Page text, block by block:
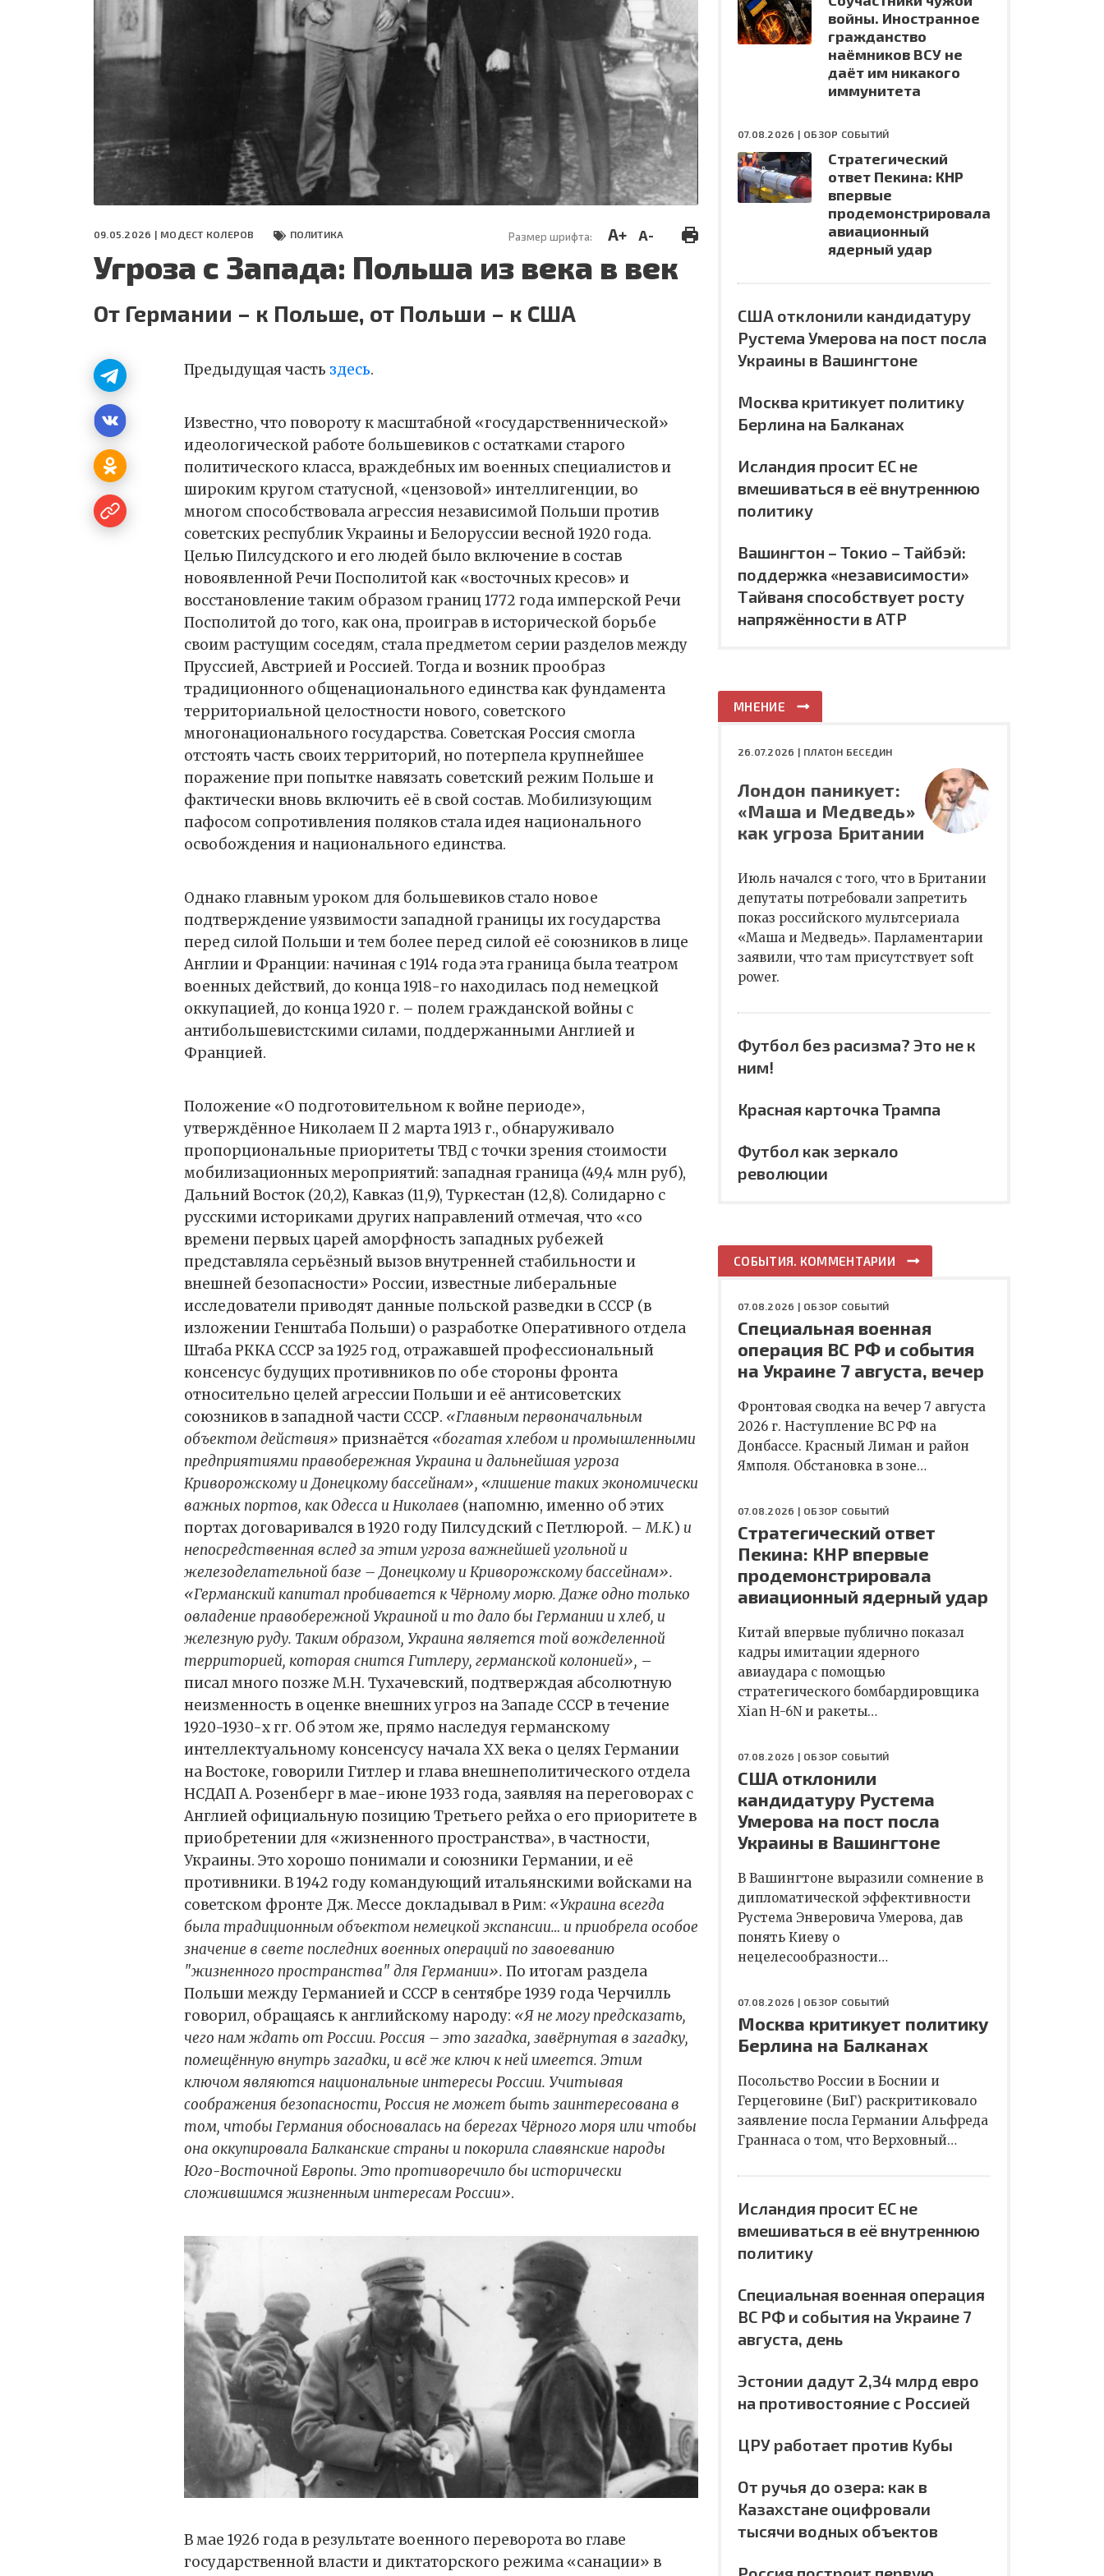
СЕГОДНЯ
ПОЛЯ БИТВЫ 2024
09.05.2026 | МОДЕСТ КОЛЕРОВ ПОЛИТИКА Размер шрифта: A+ A-
Угроза с Запада: Польша из века в век
От Германии – к Польше, от Польши – к США
Предыдущая часть здесь.
Известно, что повороту к масштабной «государственнической»
идеологической работе большевиков с остатками старого
политического класса, враждебных им военных специалистов и
широким кругом статусной, «цензовой» интеллигенции, во
многом способствовала агрессия независимой Польши против
советских республик Украины и Белоруссии весной 1920 года.
Целью Пилсудского и его людей было включение в состав
новоявленной Речи Посполитой как «восточных кресов» и
восстановление таким образом границ 1772 года имперской Речи
Посполитой до того, как она, проиграв в исторической борьбе
своим растущим соседям, стала предметом серии разделов между
Пруссией, Австрией и Россией. Тогда и возник прообраз
традиционного общенационального единства как фундамента
территориальной целостности нового, советского
многонационального государства. Советская Россия смогла
отстоять часть своих территорий, но потерпела крупнейшее
поражение при попытке навязать советский режим Польше и
фактически вновь включить её в свой состав. Мобилизующим
пафосом сопротивления поляков стала идея национального
освобождения и национального единства.
Однако главным уроком для большевиков стало новое
подтверждение уязвимости западной границы их государства
перед силой Польши и тем более перед силой её союзников в лице
Англии и Франции: начиная с 1914 года эта граница была театром
военных действий, до конца 1918-го находилась под немецкой
оккупацией, до конца 1920 г. – полем гражданской войны с
антибольшевистскими силами, поддержанными Англией и
Францией.
Положение «О подготовительном к войне периоде»,
утверждённое Николаем II 2 марта 1913 г., обнаруживало
пропорциональные приоритеты ТВД с точки зрения стоимости
мобилизационных мероприятий: западная граница (49,4 млн руб),
Дальний Восток (20,2), Кавказ (11,9), Туркестан (12,8). Солидарно с
русскими историками других направлений отмечая, что «со
времени первых царей аморфность западных рубежей
представляла серьёзный вызов внутренней стабильности и
внешней безопасности» России, известные либеральные
исследователи приводят данные польской разведки в СССР (в
изложении Генштаба Польши) о разработке Оперативного отдела
Штаба РККА СССР за 1925 год, отражавшей профессиональный
консенсус будущих противников по обе стороны фронта
относительно целей агрессии Польши и её антисоветских
союзников в западной части СССР. «Главным первоначальным
объектом действия» признаётся «богатая хлебом и промышленными
предприятиями правобережная Украина и дальнейшая угроза
Криворожскому и Донецкому бассейнам», «лишение таких экономически
важных портов, как Одесса и Николаев (напомню, именно об этих
портах договаривался в 1920 году Пилсудский с Петлюрой. – М.К.) и
непосредственная вслед за этим угроза важнейшей угольной и
железоделательной базе – Донецкому и Криворожскому бассейнам».
«Германский капитал пробивается к Чёрному морю. Даже одно только
овладение правобережной Украиной и то дало бы Германии и хлеб, и
железную руду. Таким образом, Украина является той вожделенной
территорией, которая снится Гитлеру, германской колонией», –
писал много позже М.Н. Тухачевский, подтверждая абсолютную
неизменность в оценке внешних угроз на Западе СССР в течение
1920-1930-х гг. Об этом же, прямо наследуя германскому
интеллектуальному консенсусу начала ХХ века о целях Германии
на Востоке, говорили Гитлер и глава внешнеполитического отдела
НСДАП А. Розенберг в мае-июне 1933 года, заявляя на переговорах с
Англией официальную позицию Третьего рейха о его приоритете в
приобретении для «жизненного пространства», в частности,
Украины. Это хорошо понимали и союзники Германии, и её
противники. В 1942 году командующий итальянскими войсками на
советском фронте Дж. Мессе докладывал в Рим: «Украина всегда
была традиционным объектом немецкой экспансии… и приобрела особое
значение в свете последних военных операций по завоеванию
"жизненного пространства" для Германии». По итогам раздела
Польши между Германией и СССР в сентябре 1939 года Черчилль
говорил, обращаясь к английскому народу: «Я не могу предсказать,
чего нам ждать от России. Россия – это загадка, завёрнутая в загадку,
помещённую внутрь загадки, и всё же ключ к ней имеется. Этим
ключом являются национальные интересы России. Учитывая
соображения безопасности, Россия не может быть заинтересована в
том, чтобы Германия обосновалась на берегах Чёрного моря или чтобы
она оккупировала Балканские страны и покорила славянские народы
Юго-Восточной Европы. Это противоречило бы исторически
сложившимся жизненным интересам России».
В мае 1926 года в результате военного переворота во главе
государственной власти и диктаторского режима «санации» в
войны. Иностранное
гражданство
наёмников ВСУ не
даёт им никакого
иммунитета
07.08.2026 | ОБЗОР СОБЫТИЙ
Стратегический
ответ Пекина: КНР
впервые
продемонстрировала
авиационный
ядерный удар
США отклонили кандидатуру
Рустема Умерова на пост посла
Украины в Вашингтоне
Москва критикует политику
Берлина на Балканах
Исландия просит ЕС не
вмешиваться в её внутреннюю
политику
Вашингтон – Токио – Тайбэй:
поддержка «независимости»
Тайваня способствует росту
напряжённости в АТР
МНЕНИЕ
26.07.2026 | ПЛАТОН БЕСЕДИН
Лондон паникует:
«Маша и Медведь»
как угроза Британии
Июль начался с того, что в Британии
депутаты потребовали запретить
показ российского мультсериала
«Маша и Медведь». Парламентарии
заявили, что там присутствует soft
power.
Футбол без расизма? Это не к
ним!
Красная карточка Трампа
Футбол как зеркало
революции
СОБЫТИЯ. КОММЕНТАРИИ
07.08.2026 | ОБЗОР СОБЫТИЙ
Специальная военная
операция ВС РФ и события
на Украине 7 августа, вечер
Фронтовая сводка на вечер 7 августа
2026 г. Наступление ВС РФ на
Донбассе. Красный Лиман и район
Ямполя. Обстановка в зоне…
07.08.2026 | ОБЗОР СОБЫТИЙ
Стратегический ответ
Пекина: КНР впервые
продемонстрировала
авиационный ядерный удар
Китай впервые публично показал
кадры имитации ядерного
авиаудара с помощью
стратегического бомбардировщика
Xian H-6N и ракеты…
07.08.2026 | ОБЗОР СОБЫТИЙ
США отклонили
кандидатуру Рустема
Умерова на пост посла
Украины в Вашингтоне
В Вашингтоне выразили сомнение в
дипломатической эффективности
Рустема Энверовича Умерова, дав
понять Киеву о
нецелесообразности…
07.08.2026 | ОБЗОР СОБЫТИЙ
Москва критикует политику
Берлина на Балканах
Посольство России в Боснии и
Герцеговине (БиГ) раскритиковало
заявление посла Германии Альфреда
Граннаса о том, что Верховный…
Исландия просит ЕС не
вмешиваться в её внутреннюю
политику
Специальная военная операция
ВС РФ и события на Украине 7
августа, день
Эстонии дадут 2,34 млрд евро
на противостояние с Россией
ЦРУ работает против Кубы
От ручья до озера: как в
Казахстане оцифровали
тысячи водных объектов